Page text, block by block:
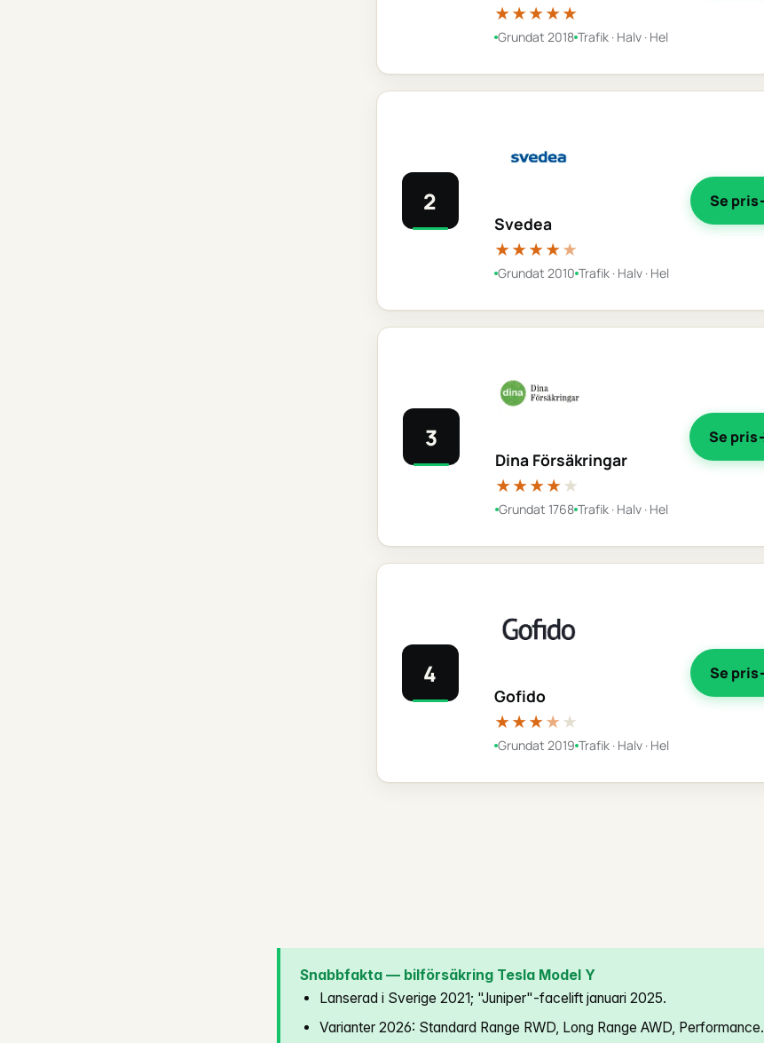
★★★★★
Grundat 2018 Trafik · Halv · Hel
2
Svedea
★★★★★
Grundat 2010 Trafik · Halv · Hel
Se pris
3
Dina Försäkringar
★★★★★
Grundat 1768 Trafik · Halv · Hel
Se pris
4
Gofido
★★★★★
Grundat 2019 Trafik · Halv · Hel
Se pris
Snabbfakta — bilförsäkring Tesla Model Y
Lanserad i Sverige 2021; "Juniper"-facelift januari 2025.
Varianter 2026: Standard Range RWD, Long Range AWD, Performance.